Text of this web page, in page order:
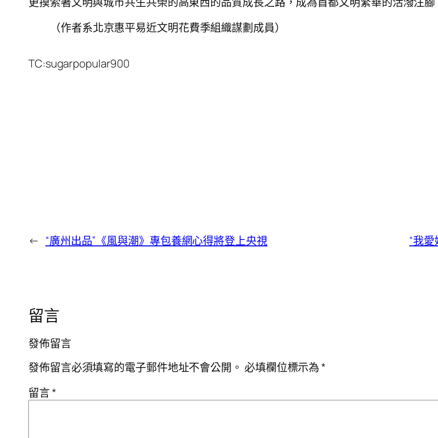
（作者系北京惠平易近文明花費季組織謀劃成員）
TC:sugarpopular900
← “廣州出品”《風與潮》專包養網心得將登上央視 “我
留言
發佈留言
發佈留言必須填寫的電子郵件地址不會公開。 必填欄位標示為*
留言*